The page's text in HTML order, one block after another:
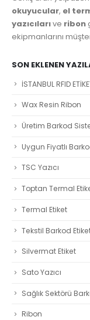
okuyucular, el
yazıcılarıve ribon
ekipmanlarını
SON EKLENEN
İSTANBUL RFID
Wax Resin Ribon
Üretim Barkod
Uygun Fiyatlı
TSC Yazıcı
Toptan Termal
Termal Etiket
Tekstil Barkod
Silvermat Etiket
Sato Yazıcı
Sağlık Sektörü
Ribon